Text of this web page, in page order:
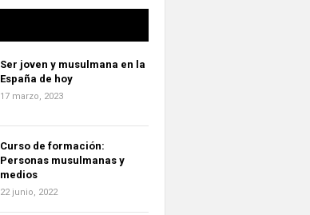
Ser joven y musulmana en la
España de hoy
17 marzo, 2023
Curso de formación:
Personas musulmanas y
medios
22 junio, 2022